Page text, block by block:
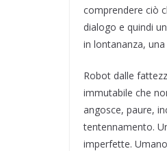
comprendere ciò
dialogo e quindi
in lontananza,
Robot dalle
immutabile che
angosce, paure,
tentennamento.
imperfette.